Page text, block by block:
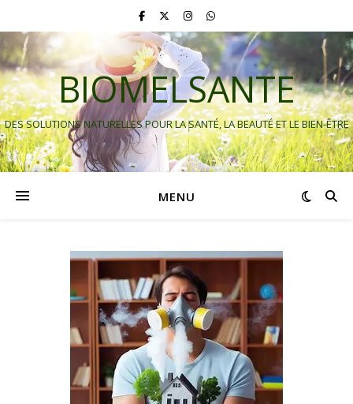
BIOMELSANTE
DES SOLUTIONS NATURELLES POUR LA SANTÉ, LA BEAUTÉ ET LE BIEN-ÊTRE
MENU